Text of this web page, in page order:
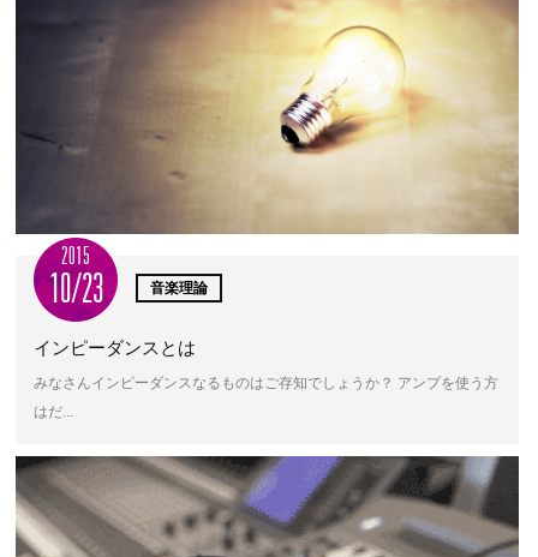
2015
10/23 音楽理論
インピーダンスとは
みなさんインピーダンスなるものはご存知でしょうか？ アンプを使う方
はだ...